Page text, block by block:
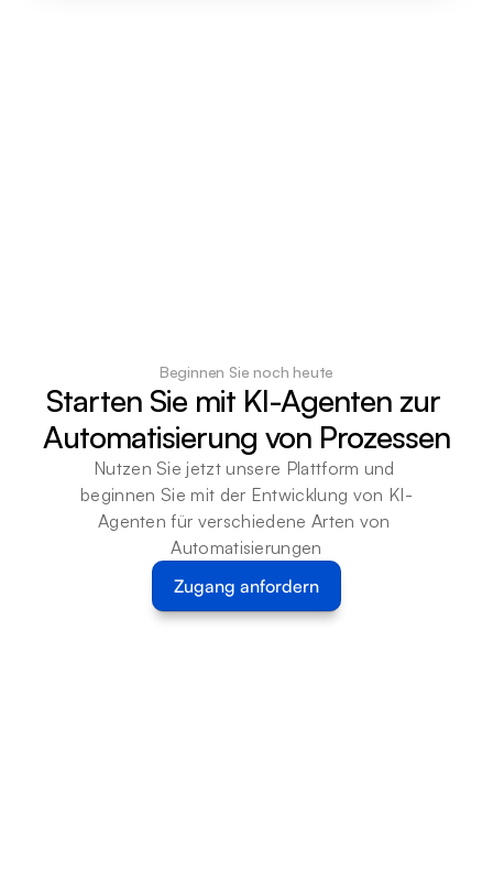
Beginnen Sie noch heute
Starten Sie mit KI-Agenten zur
Automatisierung von Prozessen
Nutzen Sie jetzt unsere Plattform und
beginnen Sie mit der Entwicklung von KI-
Agenten für verschiedene Arten von
Automatisierungen
Zugang anfordern